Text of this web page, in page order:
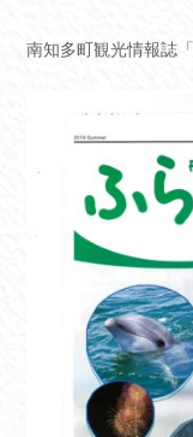
南知多町観光情報誌